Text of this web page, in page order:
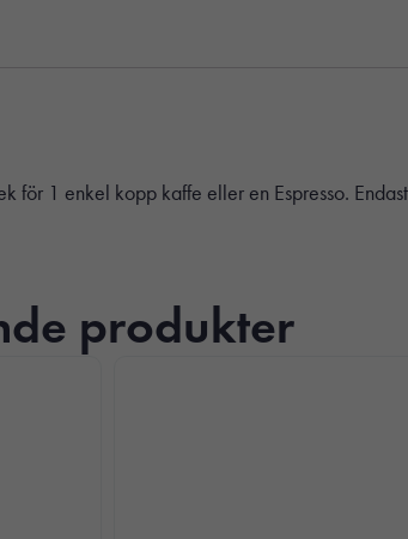
1 enkel kopp kaffe eller en Espresso.
produkter